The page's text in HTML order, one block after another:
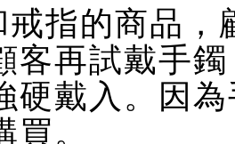
戒指的商品，
客再試戴手
硬戴入。因
。